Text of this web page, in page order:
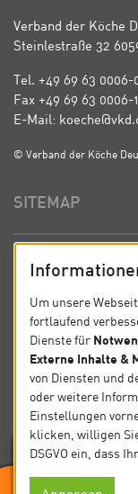
Verband der Köche
Steinlestraße 32
Tel. +49 69 63 0006-
Fax +49 69 63 0006-
E-Mail:
© Verband der Köche
SITEMAP
News
Datenschutz
SOCIAL
Folgen Sie uns auf
Um unsere
fortlaufend
Dienste für
Externe Inhalte &
von Diensten und
oder weitere
Einstellungen
klicken, willigen
DSGVO ein, dass